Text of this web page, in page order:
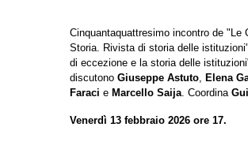
Cinquantaquattresimo incontro de "Le
Storia. Rivista di storia delle
di eccezione e la storia delle
discutono Giuseppe Astuto, Elena
Faraci e Marcello Saija. Coordina
Venerdì 13 febbraio 2026 ore 17.